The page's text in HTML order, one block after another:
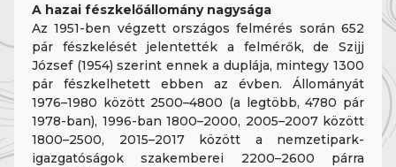
A hazai fészkelőállomány nagysága
Az 1951-ben végzett országos felmérés során 652
pár fészkelését jelentették a felmérők, de Szijj
József (1954) szerint ennek a duplája, mintegy 1300
pár fészkelhetett ebben az évben. Állományát
1976–1980 között 2500–4800 (a legtöbb, 4780 pár
1978-ban), 1996-ban 1800–2000, 2005–2007 között
1800–2500, 2015–2017 között a nemzetipark-
igazgatóságok szakemberei 2200–2600 párra